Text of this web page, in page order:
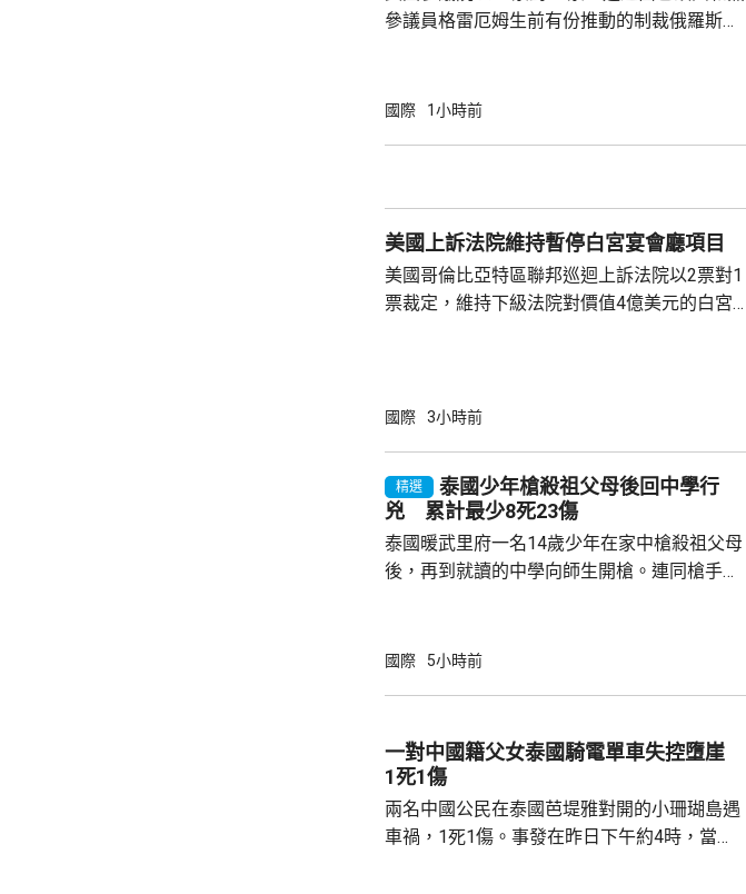
參議員格雷厄姆生前有份推動的制裁俄羅斯法
斯石油及天然氣的5個國家，包括中國及印度
烏克蘭總統澤連斯基關係密切，上月去世前曾
訪問烏克蘭。澤連基斯其後到華...
國際 1小時前
美國上訴法院維持暫停白宮宴會廳項目
美國哥倫比亞特區聯邦巡迴上訴法院以2票對1
票裁定，維持下級法院對價值4億美元的白宮
法律賦予總統特朗普在未經國會批准下，興建
辦大型正式活動，以及保障白宮安全具有必要
性。
國際 3小時前
精選
泰國少年槍殺祖父母後回中學行
兇 累計最少8死23傷
泰國暖武里府一名14歲少年在家中槍殺祖父母
後，再到就讀的中學向師生開槍。連同槍手在
當地警方指，槍手早上先在家中，用祖父的9
槍手曾在課室外的走廊行過，亦有人拍到他為
手槍換子彈。校方事後疏散學生，警方圍封校
園，共檢獲34發子彈和2個備...
國際 5小時前
一對中國籍父女泰國騎電單車失控墮崖
1死1傷
兩名中國公民在泰國芭堤雅對開的小珊瑚島遇
車禍，1死1傷。事發在昨日下午約4時，當地